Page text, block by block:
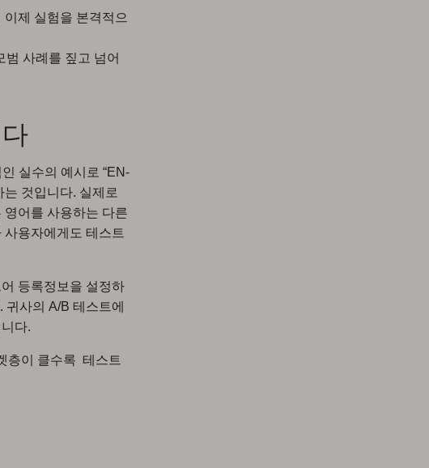
제 실험을 본격적으
사례를 짚고 넘어
실수의 예시로 “EN-
것입니다. 실제로
어를 사용하는 다른
용자에게도 테스트
등록정보을 설정하
사의 A/B 테스트에
다.
층이 클수록 테스트